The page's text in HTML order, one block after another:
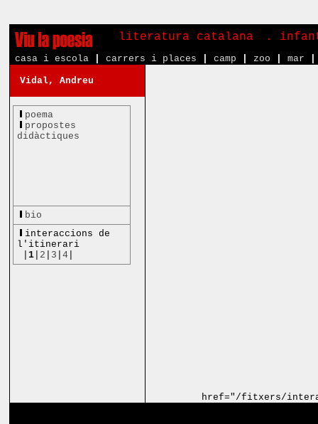
literatura catalana .
casa i escola carrers i places camp zoo mar
Vidal, Andreu
poema
propostes
didàctiques
bio
interaccions de
l'itinerari
|1 2 3 |4
href="/fitxers/